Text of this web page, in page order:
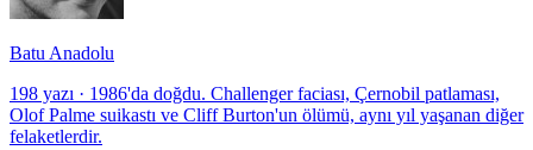
Batu Anadolu
198 yazı · 1986'da doğdu. Challenger faciası, Çernobil patlaması,
Olof Palme suikastı ve Cliff Burton'un ölümü, aynı yıl yaşanan diğer
felaketlerdir.